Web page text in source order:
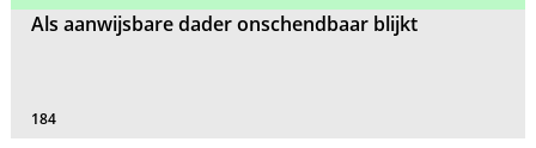
Als aanwijsbare dader onschendbaar blijkt
184